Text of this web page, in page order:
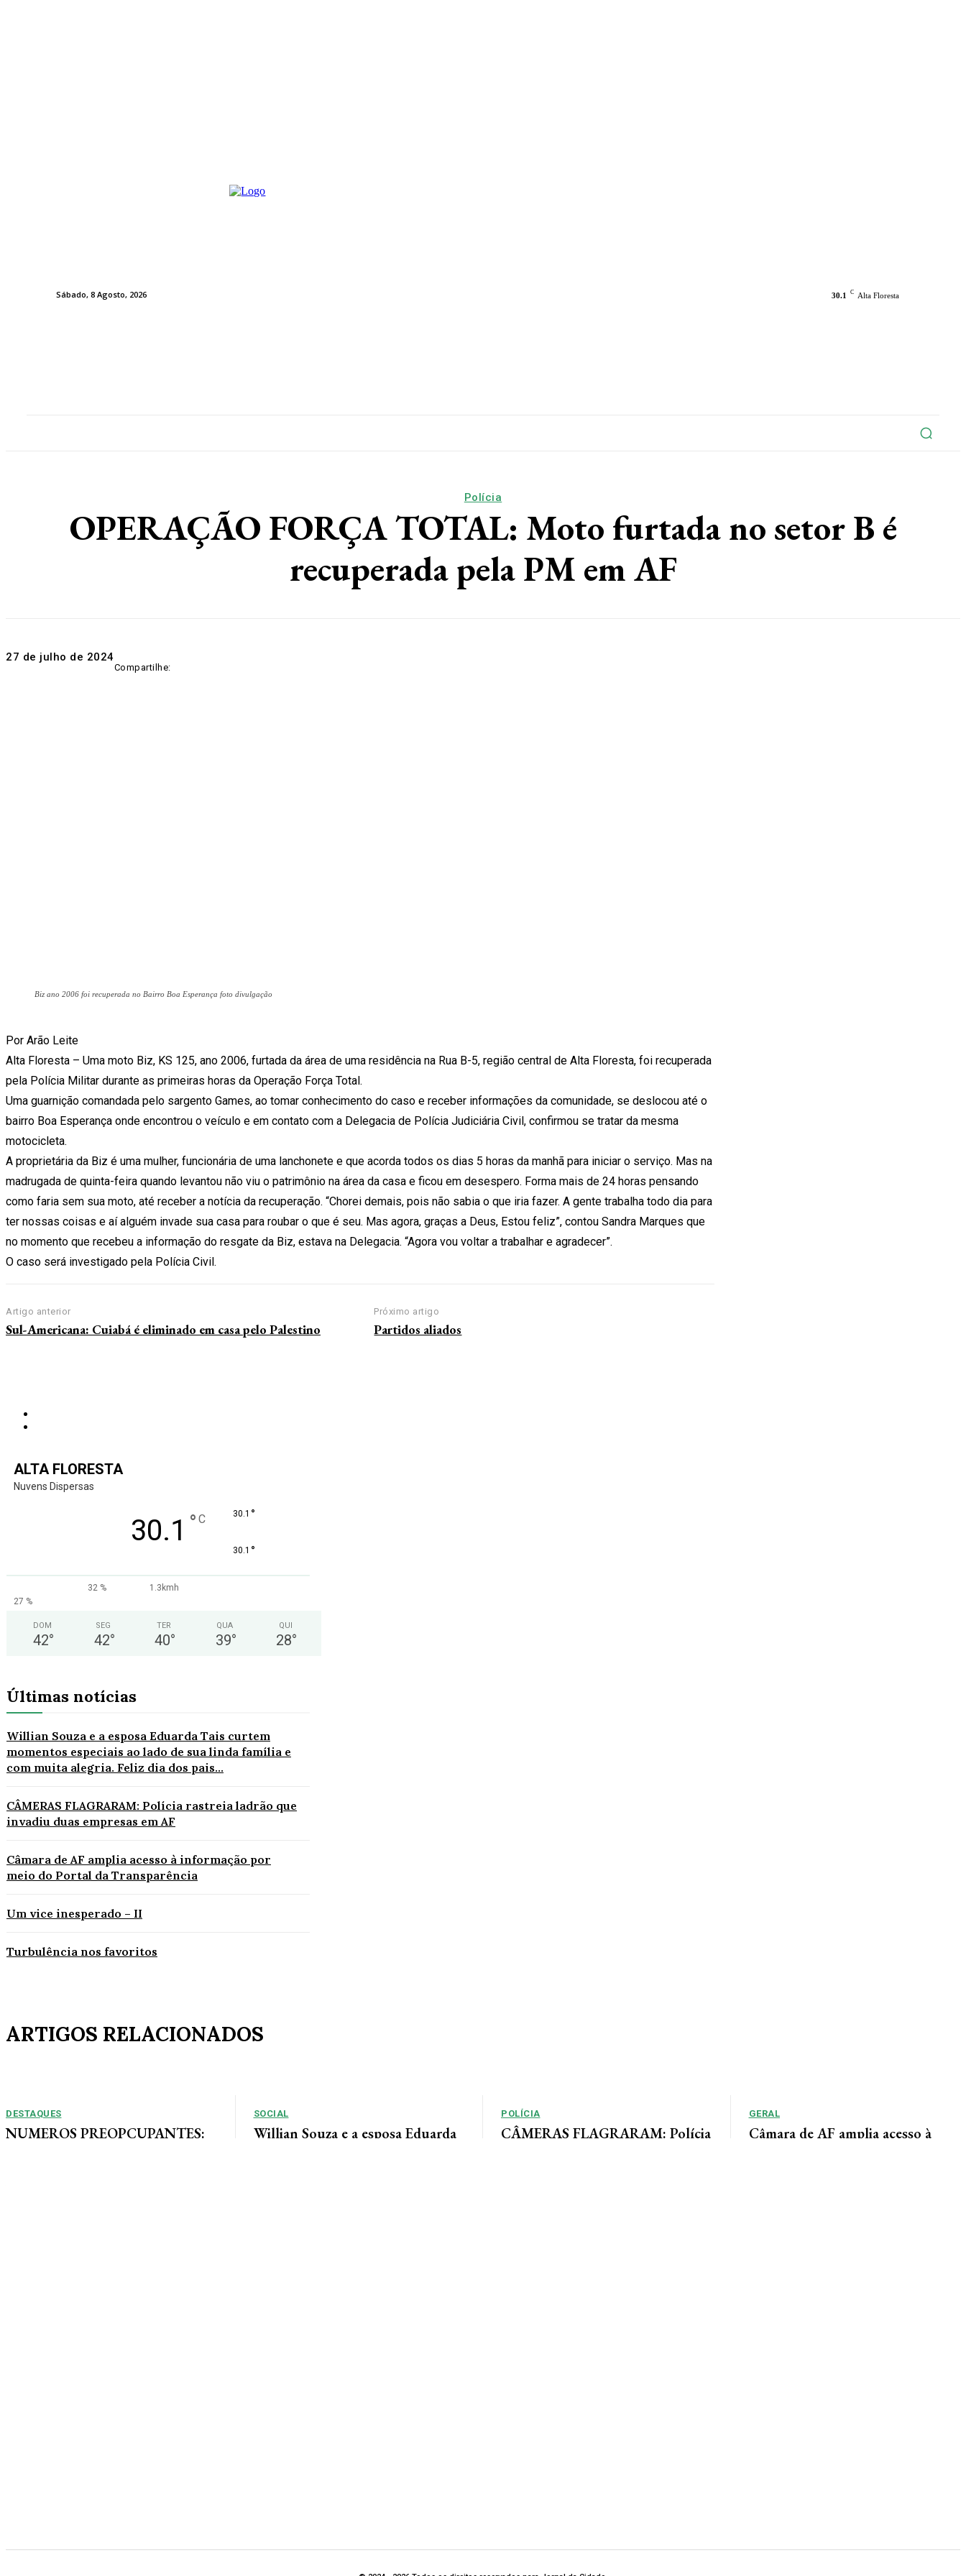
Sábado, 8 Agosto, 2026 30.1 C Alta Floresta
Polícia
OPERAÇÃO FORÇA TOTAL: Moto furtada no setor B é
recuperada pela PM em AF
27 de julho de 2024
Compartilhe:
Biz ano 2006 foi recuperada no Bairro Boa Esperança foto divulgação
Por Arão Leite
Alta Floresta – Uma moto Biz, KS 125, ano 2006, furtada da área de uma residência na Rua B-5, região central de Alta Floresta, foi recuperada
pela Polícia Militar durante as primeiras horas da Operação Força Total.
Uma guarnição comandada pelo sargento Games, ao tomar conhecimento do caso e receber informações da comunidade, se deslocou até o
bairro Boa Esperança onde encontrou o veículo e em contato com a Delegacia de Polícia Judiciária Civil, confirmou se tratar da mesma
motocicleta.
A proprietária da Biz é uma mulher, funcionária de uma lanchonete e que acorda todos os dias 5 horas da manhã para iniciar o serviço. Mas na
madrugada de quinta-feira quando levantou não viu o patrimônio na área da casa e ficou em desespero. Forma mais de 24 horas pensando
como faria sem sua moto, até receber a notícia da recuperação. “Chorei demais, pois não sabia o que iria fazer. A gente trabalha todo dia para
ter nossas coisas e aí alguém invade sua casa para roubar o que é seu. Mas agora, graças a Deus, Estou feliz”, contou Sandra Marques que
no momento que recebeu a informação do resgate da Biz, estava na Delegacia. “Agora vou voltar a trabalhar e agradecer”.
O caso será investigado pela Polícia Civil.
Artigo anterior
Sul-Americana: Cuiabá é eliminado em casa pelo Palestino
Próximo artigo
Partidos aliados
ALTA FLORESTA
Nuvens Dispersas
30.1 ° C 30.1 °
30.1 °
32 %
1.3kmh
27 %
DOM
42°
SEG
42°
TER
40°
QUA
39°
QUI
28°
Últimas notícias
Willian Souza e a esposa Eduarda Tais curtem
momentos especiais ao lado de sua linda família e
com muita alegria. Feliz dia dos pais...
CÂMERAS FLAGRARAM: Polícia rastreia ladrão que
invadiu duas empresas em AF
Câmara de AF amplia acesso à informação por
meio do Portal da Transparência
Um vice inesperado – II
Turbulência nos favoritos
ARTIGOS RELACIONADOS
DESTAQUES
NUMEROS PREOPCUPANTES:
SOCIAL
Willian Souza e a esposa Eduarda
POLÍCIA
CÂMERAS FLAGRARAM: Polícia
GERAL
Câmara de AF amplia acesso à